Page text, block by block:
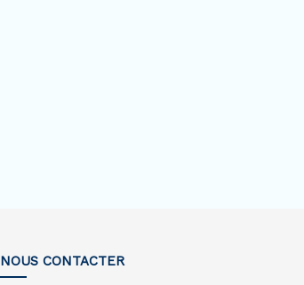
NOUS CONTACTER